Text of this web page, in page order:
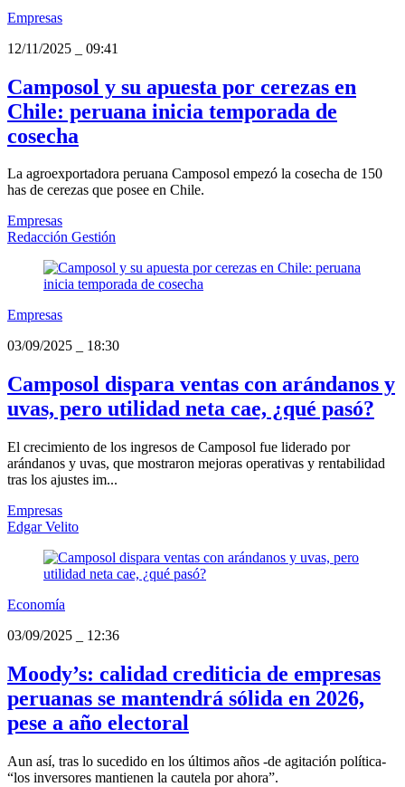
Empresas
12/11/2025
09:41
Camposol y su apuesta por cerezas en
Chile: peruana inicia temporada de
cosecha
La agroexportadora peruana Camposol empezó la cosecha de 150
has de cerezas que posee en Chile.
Empresas
Redacción Gestión
Empresas
03/09/2025
18:30
Camposol dispara ventas con arándanos y
uvas, pero utilidad neta cae, ¿qué pasó?
El crecimiento de los ingresos de Camposol fue liderado por
arándanos y uvas, que mostraron mejoras operativas y rentabilidad
tras los ajustes im...
Empresas
Edgar Velito
Economía
03/09/2025
12:36
Moody’s: calidad crediticia de empresas
peruanas se mantendrá sólida en 2026,
pese a año electoral
Aun así, tras lo sucedido en los últimos años -de agitación política-
“los inversores mantienen la cautela por ahora”.